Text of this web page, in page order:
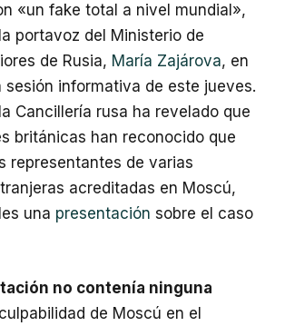
«un fake total a nivel mundial»,
portavoz del Ministerio de
de Rusia, María Zajárova, en
sesión informativa de este jueves.
Cancillería rusa ha revelado que
británicas han reconocido que
representantes de varias
acreditadas en Moscú,
una presentación sobre el caso
no contenía ninguna
de Moscú en el